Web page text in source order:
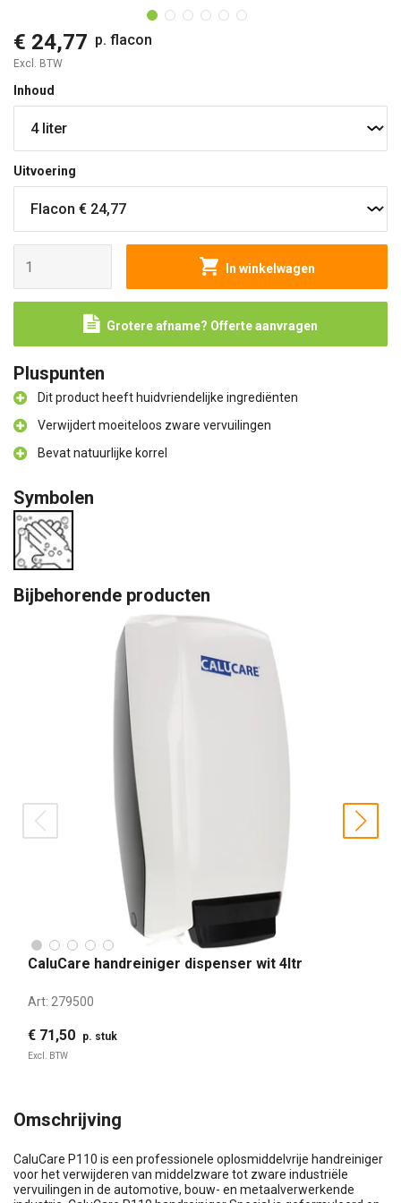
€ 24,77 p. flacon
Excl. BTW
Inhoud
Uitvoering
In winkelwagen
Grotere afname? Offerte aanvragen
Pluspunten
Dit product heeft huidvriendelijke ingrediënten
Verwijdert moeiteloos zware vervuilingen
Bevat natuurlijke korrel
Symbolen
Bijbehorende producten
CaluCare handreiniger dispenser wit 4ltr
Art: 279500
€ 71,50 p. stuk
Excl. BTW
prev next
Omschrijving
CaluCare P110 is een professionele oplosmiddelvrije handreiniger
voor het verwijderen van middelzware tot zware industriële
vervuilingen in de automotive, bouw- en metaalverwerkende